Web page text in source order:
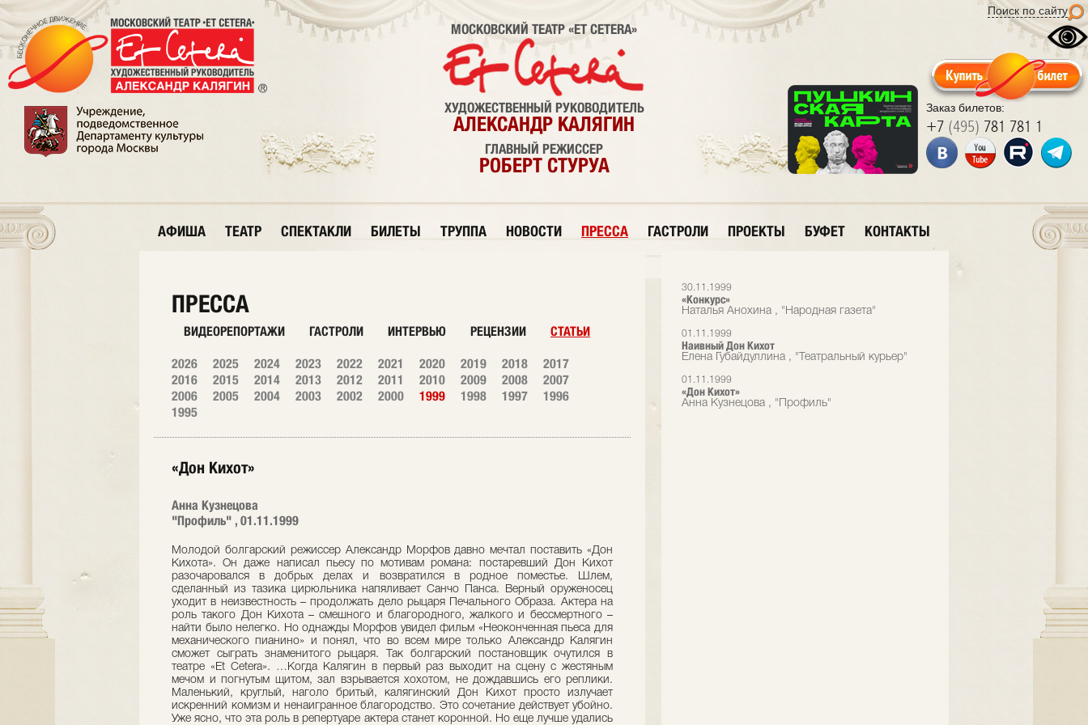
Поиск по сайту
Заказ билетов:
+7 (495) 781 781 1
МОСКОВСКИЙ ТЕАТР «ET CETERA»
ХУДОЖЕСТВЕННЫЙ РУКОВОДИТЕЛЬ
АЛЕКСАНДР КАЛЯГИН
ГЛАВНЫЙ РЕЖИССЕР
РОБЕРТ СТУРУА
АФИША ТЕАТР СПЕКТАКЛИ БИЛЕТЫ ТРУППА НОВОСТИ ПРЕССА ГАСТРОЛИ ПРОЕКТЫ БУФЕТ КОНТАКТЫ
30.11.1999
«Конкурс»
Наталья Анохина , "Народная газета"
01.11.1999
Наивный Дон Кихот
Елена Губайдуллина , "Театральный курьер"
01.11.1999
«Дон Кихот»
Анна Кузнецова , "Профиль"
ПРЕССА
ВИДЕОРЕПОРТАЖИ ГАСТРОЛИ ИНТЕРВЬЮ РЕЦЕНЗИИ СТАТЬИ
2026 2025 2024 2023 2022 2021 2020 2019 2018
2017
2016
2015 2014 2013 2012 2011 2010 2009 2008
2007
2006
2005 2004 2003 2002 2000 1999 1998 1997
1996
1995
«Дон Кихот»
Анна Кузнецова
"Профиль" , 01.11.1999
Молодой болгарский режиссер Александр Морфов давно мечтал поставить «Дон
Кихота». Он даже написал пьесу по мотивам романа: постаревший Дон Кихот
разочаровался в добрых делах и возвратился в родное поместье. Шлем,
сделанный из тазика цирюльника напяливает Санчо Панса. Верный оруженосец
уходит в неизвестность – продолжать дело рыцаря Печального Образа. Актера на
роль такого Дон Кихота – смешного и благородного, жалкого и бессмертного –
найти было нелегко. Но однажды Морфов увидел фильм «Неоконченная пьеса для
механического пианино» и понял, что во всем мире только Александр Калягин
сможет сыграть знаменитого рыцаря. Так болгарский постановщик очутился в
театре «Et Cetera». …Когда Калягин в первый раз выходит на сцену с жестяным
мечом и погнутым щитом, зал взрывается хохотом, не дождавшись его реплики.
Маленький, круглый, наголо бритый, калягинский Дон Кихот просто излучает
искренний комизм и ненаигранное благородство. Это сочетание действует убойно.
Уже ясно, что эта роль в репертуаре актера станет коронной. Но еще лучше удались